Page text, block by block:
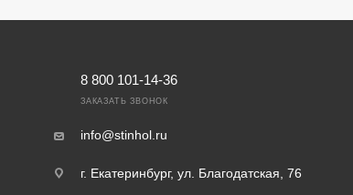
8 800 101-14-36
ЗАКАЗАТЬ ЗВОНОК
info@stinhol.ru
г. Екатеринбург, ул. Благодатская, 76